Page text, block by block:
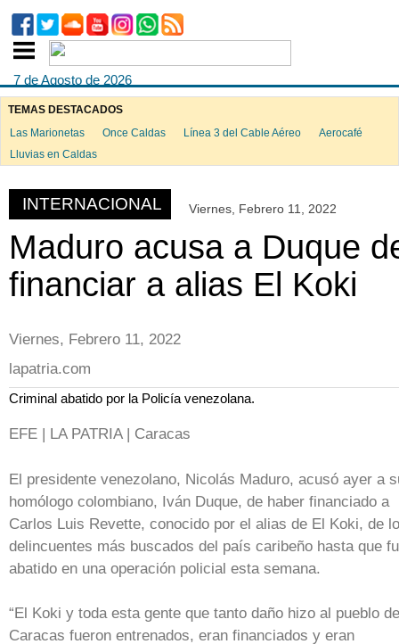
7 de Agosto de 2026
TEMAS DESTACADOS
Las Marionetas
Once Caldas Línea 3 del Cable Aéreo
Aerocafé
Lluvias en Caldas
INTERNACIONAL Viernes, Febrero 11, 2022
Maduro acusa a Duque
financiar a alias El Koki
Viernes, Febrero 11, 2022
lapatria.com
Criminal abatido por la Policía venezolana.
EFE | LA PATRIA | Caracas
El presidente venezolano, Nicolás Maduro, acusó ayer a
homólogo colombiano, Iván Duque, de haber financiado a
Carlos Luis Revette, conocido por el alias de El Koki, de
delincuentes más buscados del país caribeño hasta que
abatido en una operación policial esta semana.
“El Koki y toda esta gente que tanto daño hizo al pueblo de
Caracas fueron entrenados, eran financiados y eran